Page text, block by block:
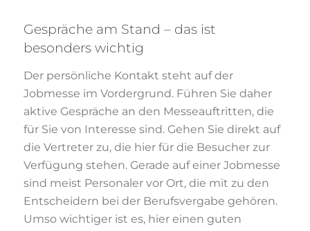
Gespräche am Stand – das ist
besonders wichtig
Der persönliche Kontakt steht auf der
Jobmesse im Vordergrund. Führen Sie daher
aktive Gespräche an den Messeauftritten, die
für Sie von Interesse sind. Gehen Sie direkt auf
die Vertreter zu, die hier für die Besucher zur
Verfügung stehen. Gerade auf einer Jobmesse
sind meist Personaler vor Ort, die mit zu den
Entscheidern bei der Berufsvergabe gehören.
Umso wichtiger ist es, hier einen guten